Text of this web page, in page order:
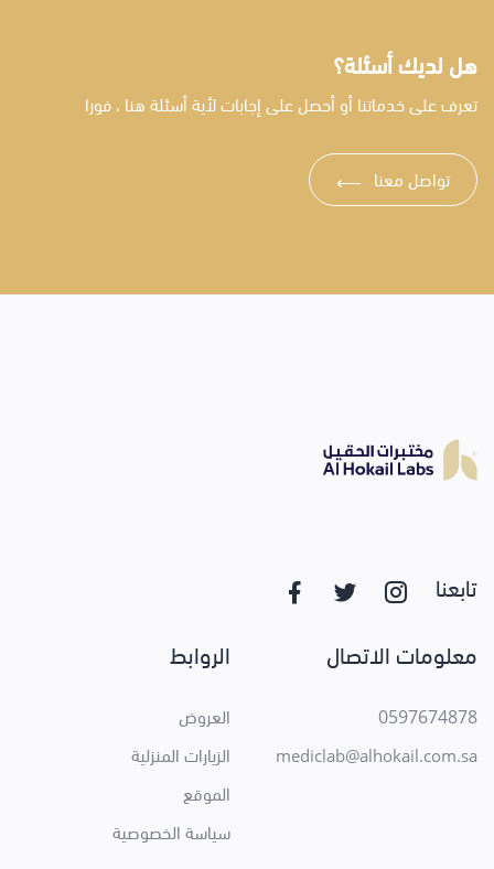
هل لديك أسئلة؟
تعرف على خدماتنا أو أحصل على إجابات لأية أسئلة هنا ، فورا
تواصل معنا ⟶
تابعنا
معلومات الاتصال
0597674878
mediclab@alhokail.com.sa
الروابط
العروض
الزيارات المنزلية
الموقع
سياسة الخصوصية